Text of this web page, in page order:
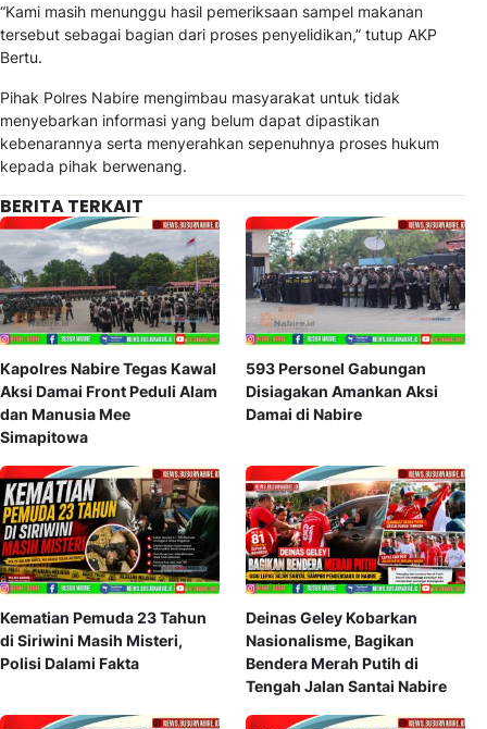
“Kami masih menunggu hasil pemeriksaan sampel makanan
tersebut sebagai bagian dari proses penyelidikan,” tutup AKP
Bertu.
Pihak Polres Nabire mengimbau masyarakat untuk tidak
menyebarkan informasi yang belum dapat dipastikan
kebenarannya serta menyerahkan sepenuhnya proses hukum
kepada pihak berwenang.
BERITA TERKAIT
Kapolres Nabire Tegas Kawal
Aksi Damai Front Peduli Alam
dan Manusia Mee
Simapitowa
593 Personel Gabungan
Disiagakan Amankan Aksi
Damai di Nabire
Kematian Pemuda 23 Tahun
di Siriwini Masih Misteri,
Polisi Dalami Fakta
Deinas Geley Kobarkan
Nasionalisme, Bagikan
Bendera Merah Putih di
Tengah Jalan Santai Nabire